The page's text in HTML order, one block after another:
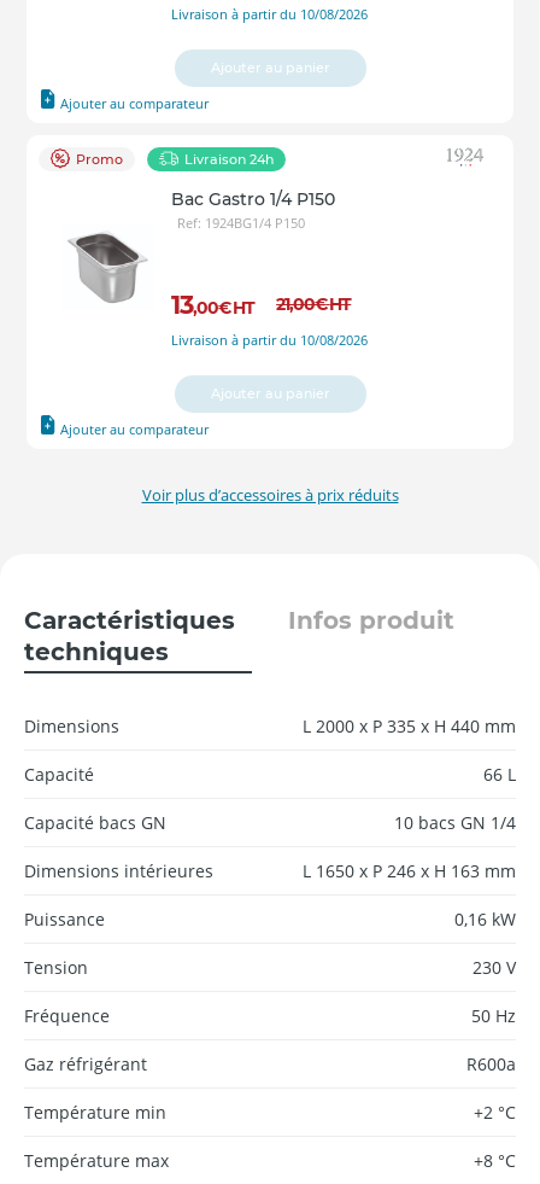
Livraison à partir du 10/08/2026
Ajouter au comparateur
Ajouter au panier
Promo Livraison 24h
Bac Gastro 1/4 P150
Ref: 1924BG1/4 P150
13,00€HT 21,00€HT
Livraison à partir du 10/08/2026
Ajouter au comparateur
Ajouter au panier
Voir plus d’accessoires à prix réduits
Caractéristiques
techniques
Infos produit
Dimensions L 2000 x P 335 x H 440 mm
Capacité 66 L
Capacité bacs GN 10 bacs GN 1/4
Dimensions intérieures L 1650 x P 246 x H 163 mm
Puissance 0,16 kW
Tension 230 V
Fréquence 50 Hz
Gaz réfrigérant R600a
Température min +2 °C
Température max +8 °C